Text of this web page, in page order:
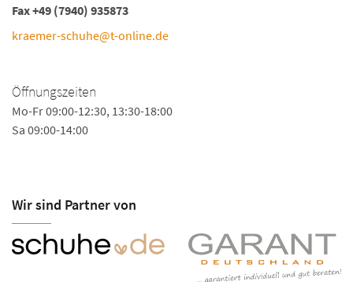
Fax +49 (7940) 935873
kraemer-schuhe@t-online.de
Öffnungszeiten
Mo-Fr 09:00-12:30, 13:30-18:00
Sa 09:00-14:00
Wir sind Partner von